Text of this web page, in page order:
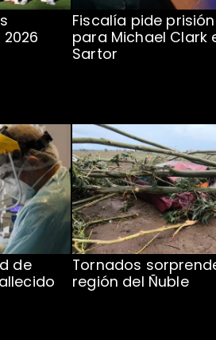
Fiscalía pide
para Michael Clark
Sartor
de
Tornados
región del Ñuble